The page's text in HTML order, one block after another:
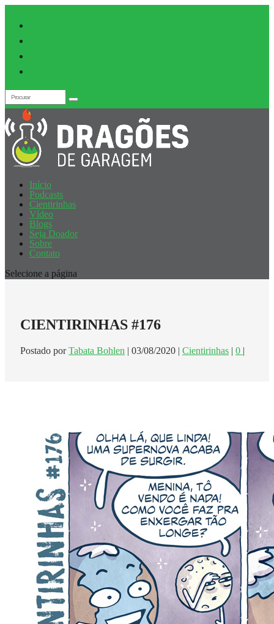
Início
Podcasts
Cientirinhas
Vídeo
Blogs
Seja Doador
Sobre
Contato
Selecione a página
CIENTIRINHAS #176
Postado porTabata Bohlen | 03/08/2020 | Cientirinhas | 0 |